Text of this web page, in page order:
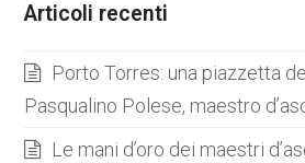
Articoli recenti
Porto Torres: una piazzetta
Pasqualino Polese, maestro
Le mani d’oro dei maestri